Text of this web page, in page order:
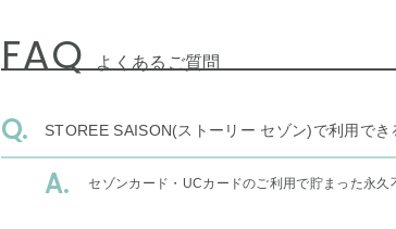
FAQ よくあるご質問
STOREE SAISON(ストーリー セゾン)で利用で
セゾンカード・UCカードのご利用で貯まった永